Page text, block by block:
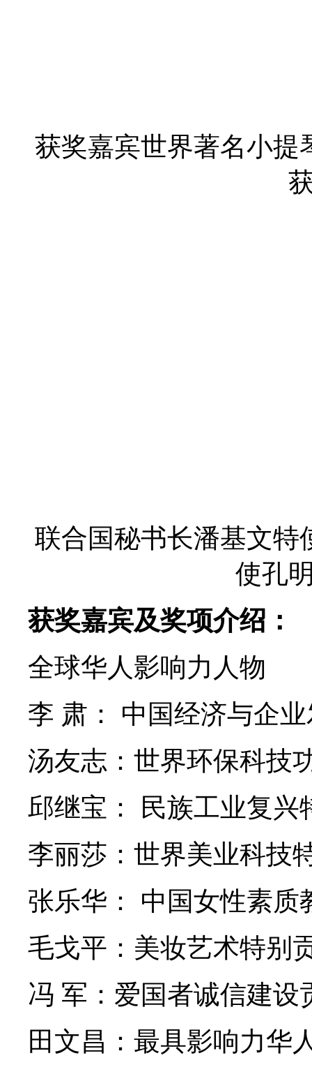
获奖嘉宾世界著名小提
联合国秘书长潘基文特
使孔
获奖嘉宾及奖项介绍：
全球华人影响力人物
李 肃： 中国经济与企
汤友志：世界环保科技
邱继宝： 民族工业复兴
李丽莎：世界美业科技
张乐华： 中国女性素质
毛戈平：美妆艺术特别
冯 军：爱国者诚信建设
田文昌：最具影响力华